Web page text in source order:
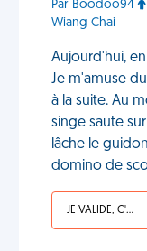
Par Boodoo94
Wiang Chai
Aujourd'hui,
Je m'amuse
à la suite. Au
singe saute
lâche le
domino de
JE VALIDE, C'EST UNE VDM